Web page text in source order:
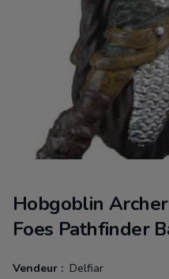
Hobgoblin
Foes Pathfinder
Vendeur : Delfiar